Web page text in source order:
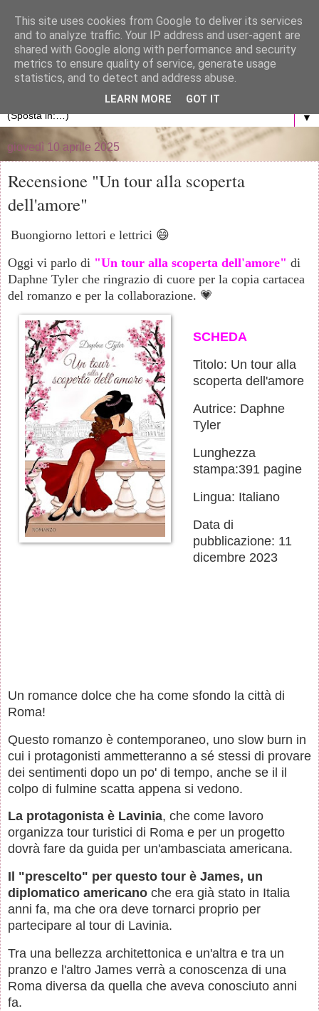
La libreria di Anna
Blog personale dedicato al mondo dei libri
▼
giovedì 10 aprile 2025
Recensione "Un tour alla scoperta
dell'amore"
Buongiorno lettori e lettrici 😄
Oggi vi parlo di "Un tour alla scoperta dell'amore" di
Daphne Tyler che ringrazio di cuore per la copia cartacea
del romanzo e per la collaborazione. 💗
SCHEDA
Titolo: Un tour alla
scoperta dell'amore
Autrice: Daphne
Tyler
Lunghezza
stampa:391 pagine
Lingua: Italiano
Data di
pubblicazione: 11
dicembre 2023
Un romance dolce che ha come sfondo la città di
Roma!
Questo romanzo è contemporaneo, uno slow burn in
cui i protagonisti ammetteranno a sé stessi di provare
dei sentimenti dopo un po' di tempo, anche se il il
colpo di fulmine scatta appena si vedono.
La protagonista è Lavinia, che come lavoro
organizza tour turistici di Roma e per un progetto
dovrà fare da guida per un'ambasciata americana.
Il "prescelto" per questo tour è James, un
diplomatico americano che era già stato in Italia
anni fa, ma che ora deve tornarci proprio per
partecipare al tour di Lavinia.
Tra una bellezza architettonica e un'altra e tra un
pranzo e l'altro James verrà a conoscenza di una
Roma diversa da quella che aveva conosciuto anni
fa.
This site uses cookies from Google to deliver its services
and to analyze traffic. Your IP address and user-agent are
shared with Google along with performance and security
metrics to ensure quality of service, generate usage
statistics, and to detect and address abuse.
LEARN MORE GOT IT